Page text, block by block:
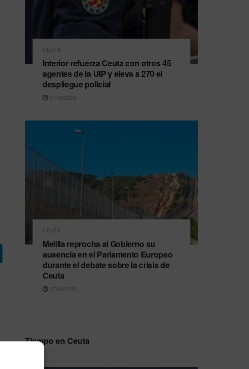
CEUTA
Interior refuerza Ceuta con otros 45
agentes de la UIP y eleva a 270 el
despliegue policial
07/08/2026
CEUTA
Melilla reprocha al Gobierno su
ausencia en el Parlamento Europeo
durante el debate sobre la crisis de
Ceuta
07/08/2026
Tiempo en Ceuta